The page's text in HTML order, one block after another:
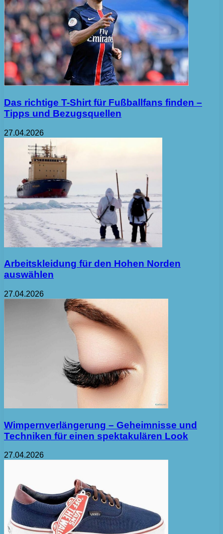
Das richtige T-Shirt für Fußballfans finden –
Tipps und Bezugsquellen
27.04.2026
Arbeitskleidung für den Hohen Norden
auswählen
27.04.2026
Wimpernverlängerung – Geheimnisse und
Techniken für einen spektakulären Look
27.04.2026